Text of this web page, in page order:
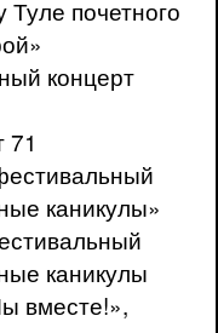
Туле почетного
концерт
71
каникулы»
каникулы
вместе!»,